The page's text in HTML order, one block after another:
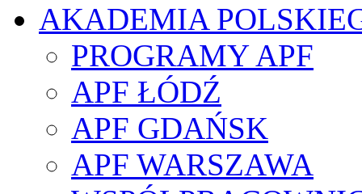
AKADEMIA
PROGRAMY APF
APF ŁÓDŹ
APF GDAŃSK
APF WARSZAWA